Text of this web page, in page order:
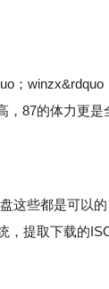
winzx&rdquo
87的体力更
些都是可以
提取下载的